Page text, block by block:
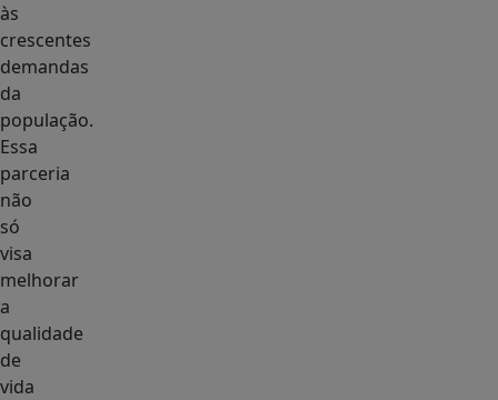
às
crescentes
demandas
da
população.
Essa
parceria
não
só
visa
melhorar
a
qualidade
de
vida